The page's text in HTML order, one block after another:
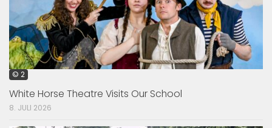
© 2
White Horse Theatre Visits Our School
8. JULI 2026